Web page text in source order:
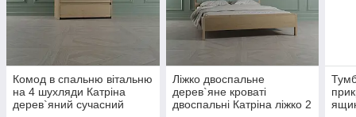
Комод в спальню вітальню
на 4 шухляди Катріна
дерев`яний сучасний
Ліжко двоспальне
дерев`яне кроваті
двоспальні Катріна ліжко 2